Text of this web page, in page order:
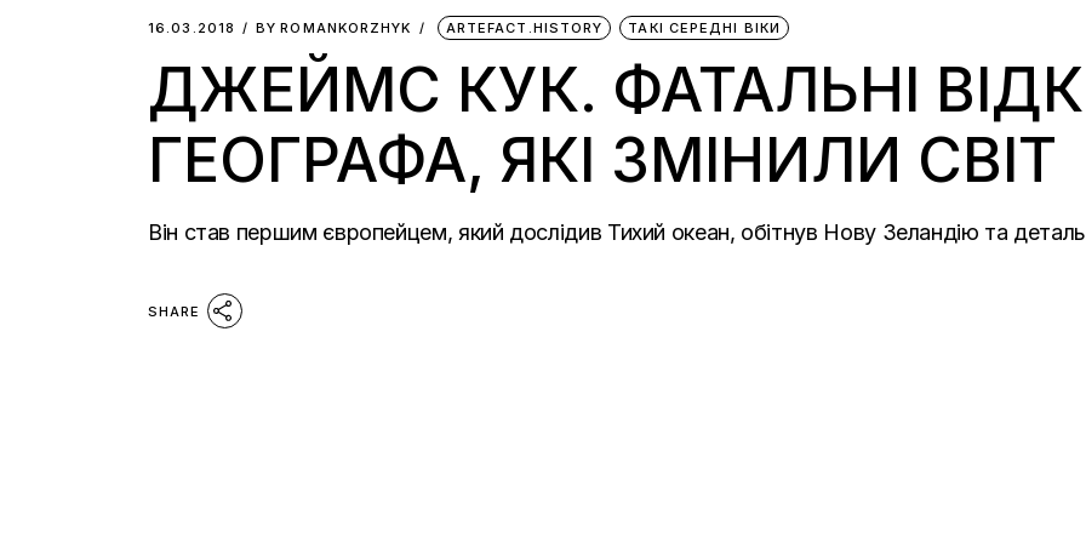
16.03.2018 BY ROMANKORZHYK ARTEFACT.HISTORY ТАКІ СЕРЕДНІ ВІКИ
ДЖЕЙМС КУК. ФАТАЛЬНІ
ГЕОГРАФА, ЯКІ ЗМІНИЛИ СВІТ
Він став першим європейцем, який дослідив Тихий океан, обітнув Нову Зеландію та
SHARE